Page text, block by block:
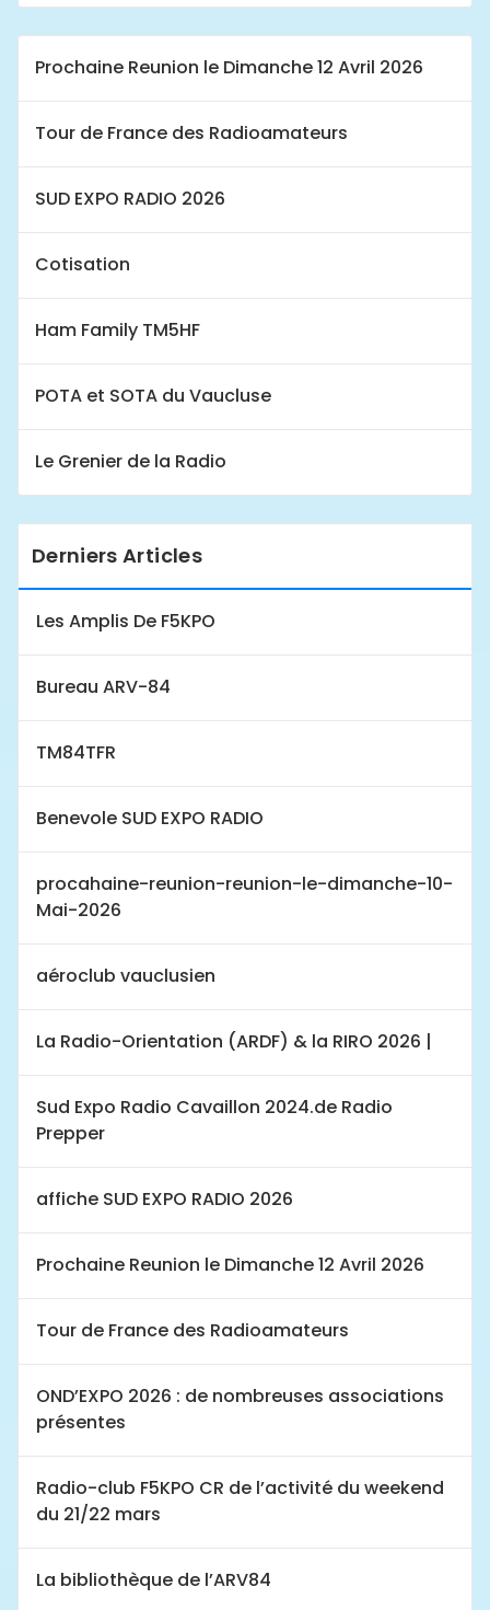
Prochaine Reunion le Dimanche 12 Avril 2026
Tour de France des Radioamateurs
SUD EXPO RADIO 2026
Cotisation
Ham Family TM5HF
POTA et SOTA du Vaucluse
Le Grenier de la Radio
Derniers Articles
Les Amplis De F5KPO
Bureau ARV-84
TM84TFR
Benevole SUD EXPO RADIO
procahaine-reunion-reunion-le-dimanche-10-
Mai-2026
aéroclub vauclusien
La Radio-Orientation (ARDF) & la RIRO 2026 |
Sud Expo Radio Cavaillon 2024.de Radio
Prepper
affiche SUD EXPO RADIO 2026
Prochaine Reunion le Dimanche 12 Avril 2026
Tour de France des Radioamateurs
OND’EXPO 2026 : de nombreuses associations
présentes
Radio-club F5KPO CR de l’activité du weekend
du 21/22 mars
La bibliothèque de l’ARV84